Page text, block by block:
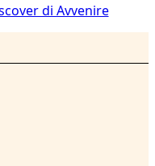
di Avvenire